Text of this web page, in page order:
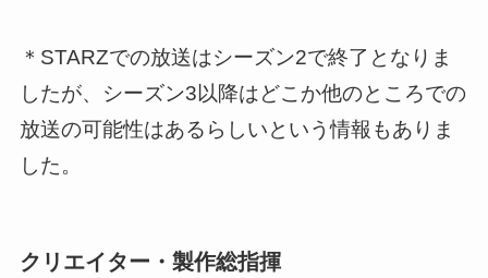
＊STARZでの放送はシーズン2で終了となりま
したが、 シーズン3以降はどこか他のところでの
放送の可能性はあるらしいという情報 もありま
した。
クリエイター・製作総指揮